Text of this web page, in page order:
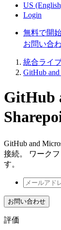
US
Login
無料で開
お問い合
統合ライ
GitHub
GitHub
GitHub and
接続。 ワーク
す。
お問い合わせ
評価